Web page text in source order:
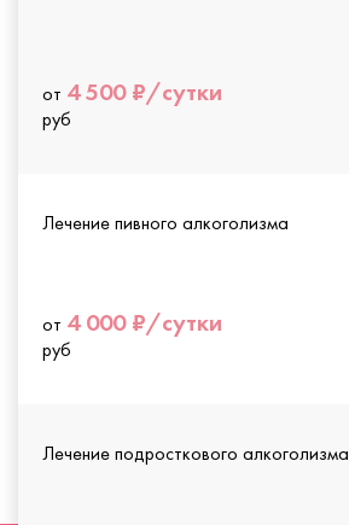
от 4 500 ₽/сутки
руб
Лечение пивного алкоголизма
от 4 000 ₽/сутки
руб
Лечение подросткового алкоголизма